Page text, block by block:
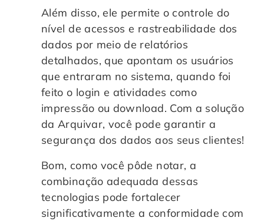
Além disso, ele permite o controle do
nível de acessos e rastreabilidade dos
dados por meio de relatórios
detalhados, que apontam os usuários
que entraram no sistema, quando foi
feito o login e atividades como
impressão ou download. Com a solução
da Arquivar, você pode garantir a
segurança dos dados aos seus clientes!
Bom, como você pôde notar, a
combinação adequada dessas
tecnologias pode fortalecer
significativamente a conformidade com